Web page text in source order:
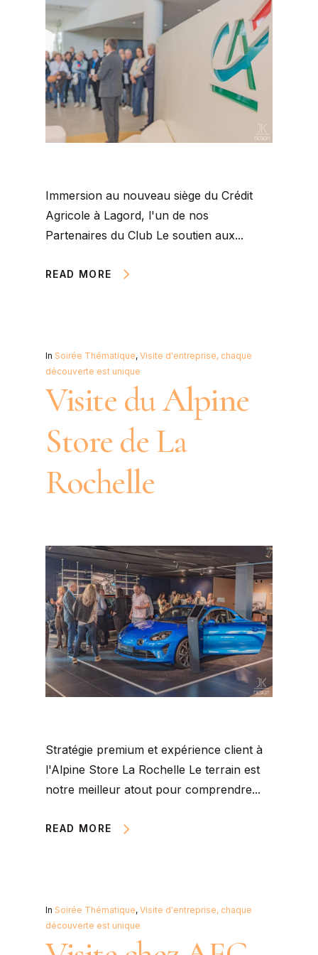
Immersion au nouveau siège du Crédit
Agricole à Lagord, l'un de nos
Partenaires du Club Le soutien aux...
READ MORE
In Soirée Thématique, Visite d'entreprise, chaque
découverte est unique
Visite du Alpine
Store de La
Rochelle
Stratégie premium et expérience client à
l'Alpine Store La Rochelle Le terrain est
notre meilleur atout pour comprendre...
READ MORE
In Soirée Thématique, Visite d'entreprise, chaque
découverte est unique